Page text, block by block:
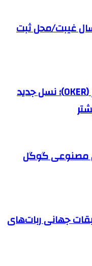
ویژه سربازان با ۸ سال غیبت/محل ثبت
معرفی کرکره فولادی اوکر (OKER)؛ نسل جدید
مصنوعی گوگل
جهانی ربات‌های